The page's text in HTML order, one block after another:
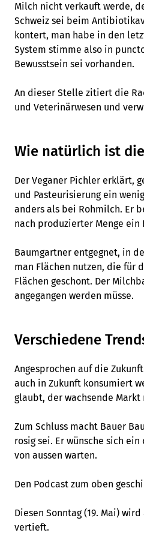
Milch nicht verkauft werde,
Schweiz sei beim
kontert, man habe in den
System stimme also in
Bewusstsein sei vorhanden.
An dieser Stelle zitiert die
und Veterinärwesen und
Wie natürlich ist
Der Veganer Pichler erklärt,
und Pasteurisierung ein
anders als bei Rohmilch. Er
nach produzierter Menge
Baumgartner entgegnet, in
man Flächen nutzen, die für
Flächen geschont. Der
angegangen werden müsse.
Verschiedene
Angesprochen auf die
auch in Zukunft konsumiert
glaubt, der wachsende
Zum Schluss macht Bauer
rosig sei. Er wünsche sich
von aussen warten.
Den Podcast zum oben
Diesen Sonntag (19. Mai)
vertieft.